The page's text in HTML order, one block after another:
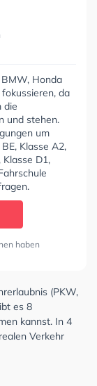
Honda
da
die
und stehen.
um
Klasse A2,
Klasse D1,
haben
(PKW,
es 8
kannst. In 4
Verkehr